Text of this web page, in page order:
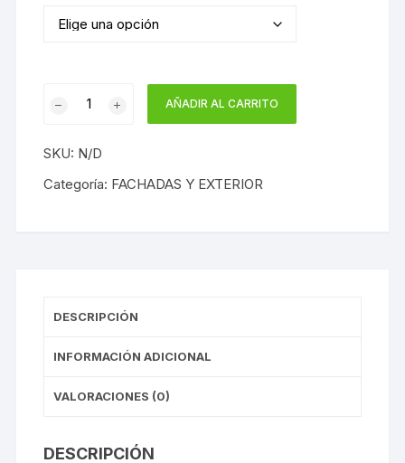
MINERAL
cantidad
AÑADIR AL CARRITO
SKU: N/D
Categoría: FACHADAS Y EXTERIOR
DESCRIPCIÓN
INFORMACIÓN ADICIONAL
VALORACIONES (0)
DESCRIPCIÓN